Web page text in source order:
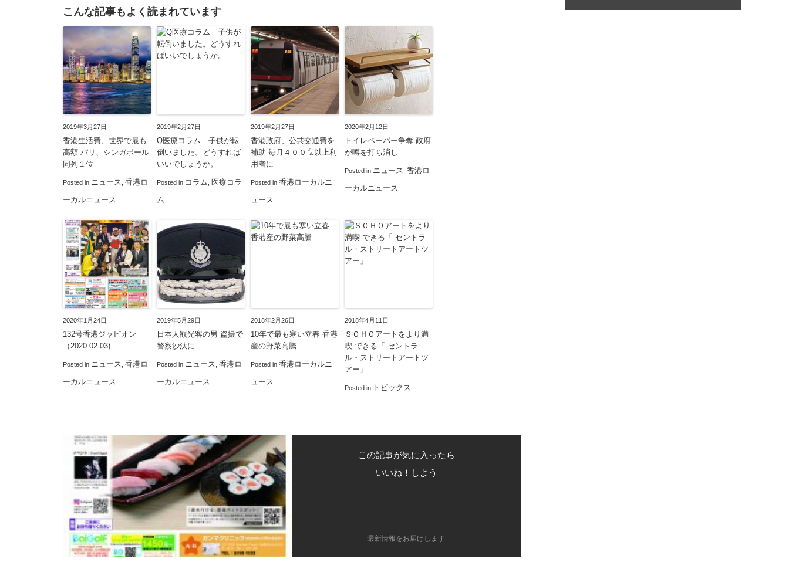
こんな記事もよく読まれています
2019年3月27日
香港生活費、世界で最も
高額 パリ、シンガポール
同列１位
Posted in ニュース 香港ロ
ーカルニュース
2019年2月27日
Q医療コラム 子供が転
倒いました。どうすれば
いいでしょうか。
Posted in コラム 医療コラ
ム
2019年2月27日
香港政府、公共交通費を
補助 毎月４００㌦以上利
用者に
Posted in 香港ローカルニ
ュース
2020年2月12日
トイレペーパー争奪 政府
が噂を打ち消し
Posted in ニュース 香港ロ
ーカルニュース
2020年1月24日
132号香港ジャピオン
（2020.02.03)
Posted in ニュース 香港ロ
ーカルニュース
2019年5月29日
日本人観光客の男 盗撮で
警察沙汰に
Posted in ニュース 香港ロ
ーカルニュース
2018年2月26日
10年で最も寒い立春 香港
産の野菜高騰
Posted in 香港ローカルニ
ュース
2018年4月11日
ＳＯＨＯアートをより満
喫 できる「 セントラ
ル・ストリートアートツ
アー」
Posted in トピックス
この記事が気に入ったら
いいね！しよう
最新情報をお届けします